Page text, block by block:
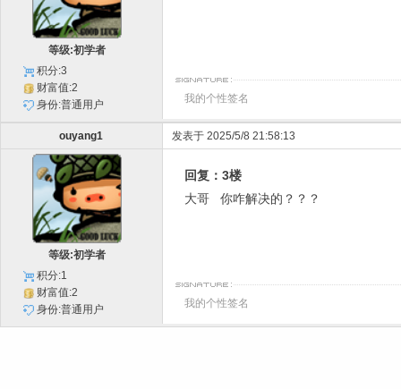
等级:初学者
积分:3
财富值:2
身份:普通用户
我的个性签名
ouyang1 发表于 2025/5/8 21:58:13
等级:初学者
积分:1
财富值:2
身份:普通用户
回复：3楼
大哥 你咋解决的？？？
我的个性签名